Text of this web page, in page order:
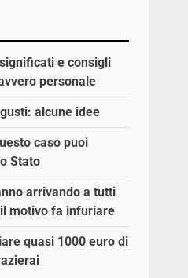
e consigli
personale
alcune idee
caso puoi
Stato
arrivando a tutti
motivo fa infuriare
quasi 1000 euro di